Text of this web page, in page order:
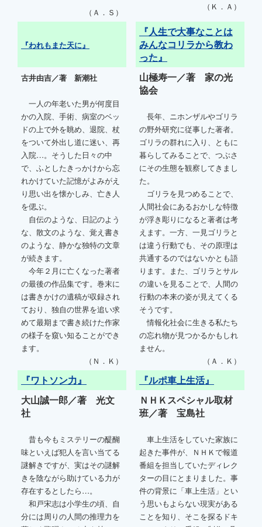
（Ａ．Ｓ）
（Ｋ．Ａ）
『われもまた天に』
『人生で大事なことは
みんなコリラから教わ
った』
古井由吉／著 新潮社
一人の年老いた男が何度目
かの入院、手術、病室のベッ
ドの上で外を眺め、退院、杖
をついて外出し道に迷い、再
入院…。そうした日々の中
で、ふとしたきっかけから忘
れかけていた記憶がよみがえ
り思い出を懐かしみ、亡き人
を偲ぶ。
自伝のような、日記のよう
な、散文のような、覚え書き
のような、静かな独特の文章
が続きます。
今年２月に亡くなった著者
の最後の作品集です。巻末に
は書きかけの遺稿が収録され
ており、独自の世界を追い求
めて最期まで書き続けた作家
の様子を窺い知ることができ
ます。
（Ｎ．Ｋ）
山極寿一／著 家の光
協会
長年、ニホンザルやゴリラ
の野外研究に従事した著者。
ゴリラの群れに入り、ともに
暮らしてみることで、つぶさ
にその生態を観察してきまし
た。
ゴリラを見つめることで、
人間社会にあるおかしな特徴
が浮き彫りになると著者は考
えます。一方、一見ゴリラと
は違う行動でも、その原理は
共通するのではないかとも語
ります。また、ゴリラとサル
の違いを見ることで、人間の
行動の本来の姿が見えてくる
そうです。
情報化社会に生きる私たち
の忘れ物が見つかるかもしれ
ません。
（Ａ．Ｋ）
『ワトソン力』
『ルポ車上生活』
大山誠一郎／著 光文
社
昔も今もミステリーの醍醐
味といえば犯人を言い当てる
謎解きですが、実はその謎解
きを陰ながら助けている力が
存在するとしたら…。
和戸宋志は小学生の頃、自
分には周りの人間の推理力を
ＮＨＫスペシャル取材
班／著 宝島社
車上生活をしていた家族に
起きた事件が、ＮＨＫで報道
番組を担当していたディレク
ターの目にとまりました。事
件の背景に「車上生活」とい
う思いもよらない現実がある
ことを知り、そこを探るドキ